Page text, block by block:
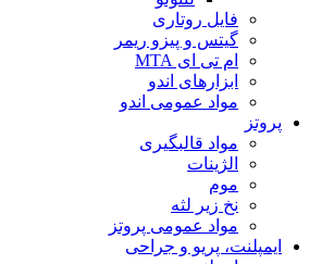
فایل روتاری
گیتس و پیزو ریمر
ام تی ای MTA
ابزارهای اندو
مواد عمومی اندو
پروتز
مواد قالبگیری
الژینات
موم
نخ زیر لثه
مواد عمومی پروتز
ایمپلنت، پریو و جراحی